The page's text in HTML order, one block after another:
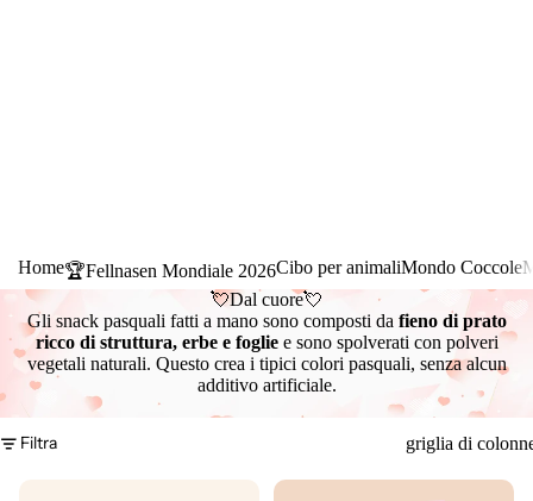
Home🏆Fellnasen Mondiale 2026Cibo per animaliMondo Coccole
💘Dal cuore💘
Gli snack pasquali fatti a mano sono composti da fieno di prato
ricco di struttura, erbe e fogliee sono spolverati con polveri
vegetali naturali. Questo crea i tipici colori pasquali, senza alcun
additivo artificiale.
Filtra griglia di